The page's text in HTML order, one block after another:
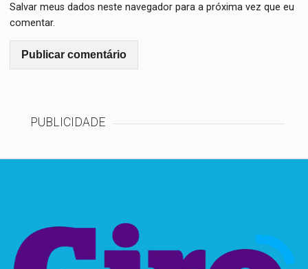
Salvar meus dados neste navegador para a próxima vez que eu
comentar.
PUBLICIDADE